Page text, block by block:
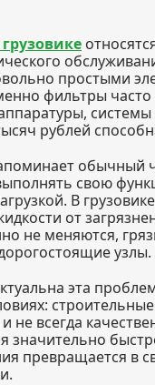
простыми
фильтры
рублей
обычный
свою
В
от
не меняются,
узлы.
эта
не всегда
значительно
превращается в